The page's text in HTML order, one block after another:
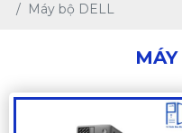
Máy bộ DELL